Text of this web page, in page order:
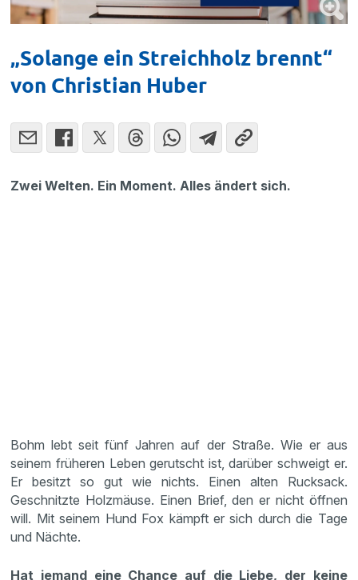
„Solange ein Streichholz brennt“
von Christian Huber
Zwei Welten. Ein Moment. Alles ändert sich.
Bohm lebt seit fünf Jahren auf der Straße. Wie er aus
seinem früheren Leben gerutscht ist, darüber schweigt er.
Er besitzt so gut wie nichts. Einen alten Rucksack.
Geschnitzte Holzmäuse. Einen Brief, den er nicht öffnen
will. Mit seinem Hund Fox kämpft er sich durch die Tage
und Nächte.
Hat jemand eine Chance auf die Liebe, der keine